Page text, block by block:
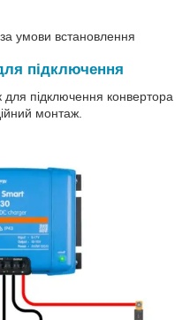
умови встановлення
підключення
для підключення конвертора
монтаж.